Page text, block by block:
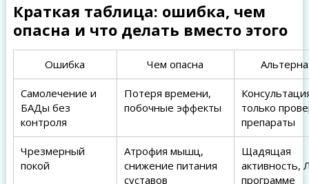
Краткая таблица: ошибка, чем
опасна и что делать вместо этого
Ошибка Чем опасна
Самолечение и
БАДы без
контроля
Потеря времени,
побочные эффекты
только
препараты
Чрезмерный
покой
Атрофия мышц,
снижение питания
суставов
Щадящая
активность,
программе